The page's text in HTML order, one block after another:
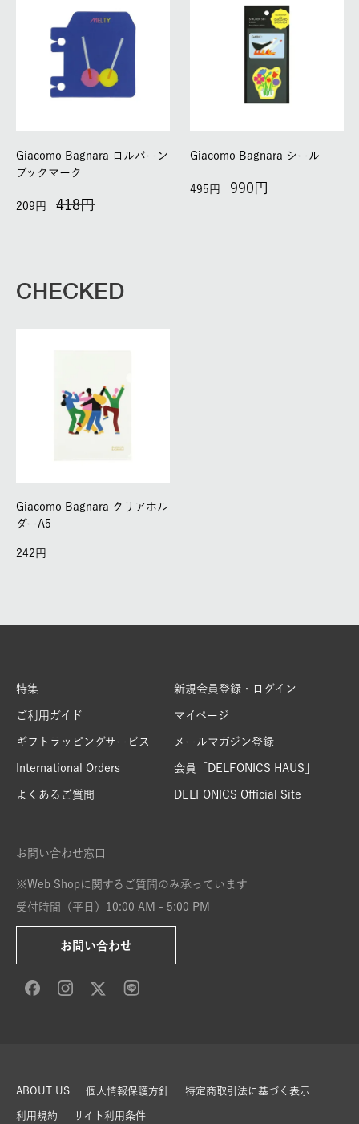
Giacomo Bagnara ロルバーン
ブックマーク
418
209
Giacomo Bagnara シール
990
495
CHECKED
Giacomo Bagnara クリアホル
ダーA5
242
特集
ご利用ガイド
ギフトラッピングサービス
International Orders
よくあるご質問
新規会員登録・ログイン
マイページ
メールマガジン登録
会員「DELFONICS HAUS」
DELFONICS Official Site
お問い合わせ窓口
※Web Shopに関するご質問のみ承っています
受付時間（平日）10:00 AM - 5:00 PM
お問い合わせ
ABOUT US 個人情報保護方針 特定商取引法に基づく表示
利用規約 サイト利用条件